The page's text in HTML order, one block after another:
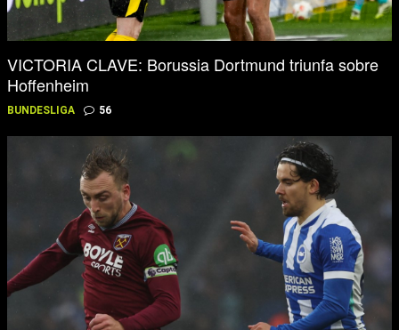
VICTORIA CLAVE: Borussia Dortmund triunfa sobre
Hoffenheim
BUNDESLIGA 56